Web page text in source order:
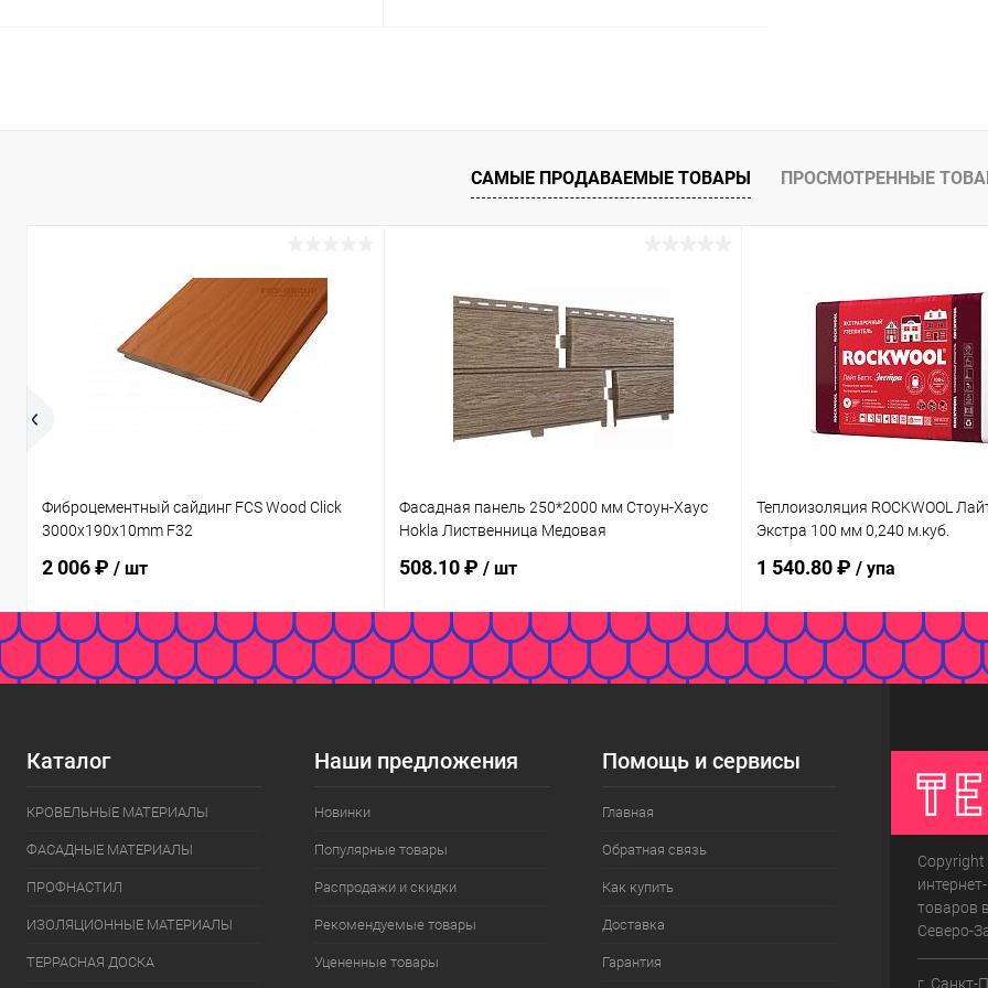
Купить в 1 клик Сравнение Купить в 1 клик Сравнение
В избранное Под заказ
САМЫЕ ПРОДАВАЕМЫЕ ТОВАРЫ ПРОСМОТРЕННЫЕ
Фиброцементный сайдинг FCS Wood Click
3000x190x10mm F32
2 006 ₽ / шт
Фасадная панель 250*2000 мм Стоун-Хаус
Hokla Лиственница Медовая
508.10 ₽ / шт
Теплоизоляция ROCKWOOL
Экстра 100 мм 0,240 м.куб.
1 540.80 ₽ / упа
Каталог
КРОВЕЛЬНЫЕ МАТЕРИАЛЫ
ФАСАДНЫЕ МАТЕРИАЛЫ
ПРОФНАСТИЛ
ИЗОЛЯЦИОННЫЕ МАТЕРИАЛЫ
ТЕРРАСНАЯ ДОСКА
Наши предложения
Новинки
Популярные товары
Распродажи и скидки
Рекомендуемые товары
Уцененные товары
Помощь и сервисы
Главная
Обратная связь
Как купить
Доставка
Гарантия
товаров
Северо-
г. Санкт-